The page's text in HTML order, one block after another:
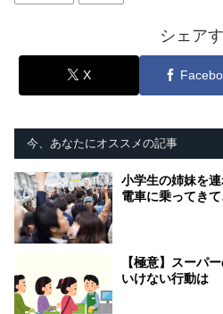
シェア
X
今、あなたにオススメの記事
小学生の姉妹を
電車に乗ってき
【極意】スーパ
いけない行動は